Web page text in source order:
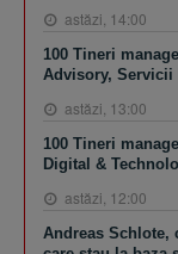
astăzi, 14:00
100 Tineri
Advisory, Servicii
astăzi, 13:00
100 Tineri
Digital &
astăzi, 12:00
Andreas